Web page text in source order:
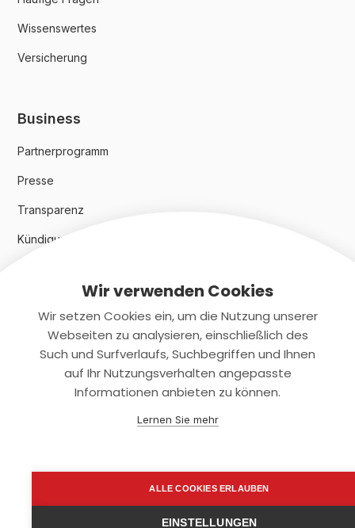
Wissenswertes
Versicherung
Business
Partnerprogramm
Presse
Transparenz
Kündigungsindex 2024
Rechtliches
Datenschutz
support@smartkuendigen.de
Wir verwenden Cookies
Wir setzen Cookies ein, um die Nutzung unserer
Webseiten zu analysieren, einschließlich des
Such und Surfverlaufs, Suchbegriffen und Ihnen
auf Ihr Nutzungsverhalten angepasste
Informationen anbieten zu können.
Lernen Sie mehr
ALLE COOKIES ERLAUBEN
EINSTELLUNGEN